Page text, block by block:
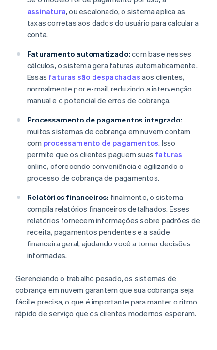
assinatura, ou escalonado, o sistema aplica as
taxas corretas aos dados do usuário para calcular a
conta.
Faturamento automatizado: com base nesses
cálculos, o sistema gera faturas automaticamente.
Essas faturas são despachadas aos clientes,
normalmente por e-mail, reduzindo a intervenção
manual e o potencial de erros de cobrança.
Processamento de pagamentos integrado:
muitos sistemas de cobrança em nuvem contam
com processamento de pagamentos. Isso
permite que os clientes paguem suas faturas
online, oferecendo conveniência e agilizando o
processo de cobrança de pagamentos.
Relatórios financeiros: finalmente, o sistema
compila relatórios financeiros detalhados. Esses
relatórios fornecem informações sobre padrões de
receita, pagamentos pendentes e a saúde
financeira geral, ajudando você a tomar decisões
informadas.
Gerenciando o trabalho pesado, os sistemas de
cobrança em nuvem garantem que sua cobrança seja
fácil e precisa, o que é importante para manter o ritmo
rápido de serviço que os clientes modernos esperam.